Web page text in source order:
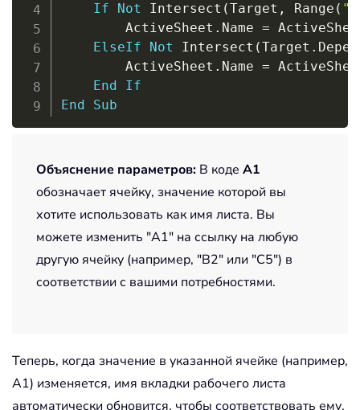
If
Not Intersect (Target , Range (
        ActiveSheet
. Name =
ElseIf
Not Intersect (Target .
        ActiveSheet
. Name =
End
If
End
Sub
Объяснение параметров: В коде A1
обозначает ячейку, значение которой вы
хотите использовать как имя листа. Вы
можете изменить "A1" на ссылку на любую
другую ячейку (например, "B2" или "C5") в
соответствии с вашими потребностями.
Теперь, когда значение в указанной ячейке (например,
A1) изменяется, имя вкладки рабочего листа
автоматически обновится, чтобы соответствовать ему.